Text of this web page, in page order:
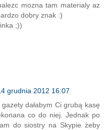
mozna tam materialy az
dobry znak :)
;))
grudnia 2012 16:07
dałabym Ci grubą kasę
co do niej. Jednak po
do siostry na Skypie żeby